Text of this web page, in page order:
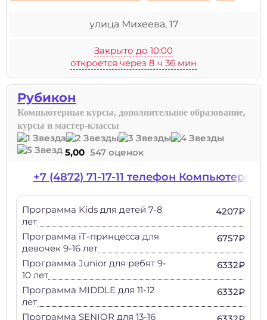
улица Михеева, 17
Закрыто до 10:00
откроется через 8 ч 36 мин
Рубикон
Компьютерные курсы, дополнительное образование,
курсы и мастер-классы
5,00 547 оценок
+7 (4872) 71-17-11 телефон
Программа Kids для детей 7-8
лет
4207₽
Программа iT-принцесса для
девочек 9-16 лет
6757₽
Программа Junior для ребят 9-
10 лет
6332₽
Программа MIDDLE для 11-12
лет
6332₽
Программа SENIOR для 13-16